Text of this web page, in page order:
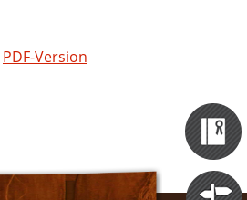
Themen
Portale
PDF-Version